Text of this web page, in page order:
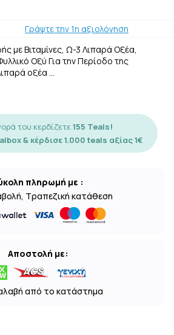
Γράψτε την 1η αξιολόγηση
με Βιταμίνες, Ω-3 Λιπαρά Οξέα,
Οξύ Για την Περίοδο της
οξέα …
του κερδίζετε155 Teals!
& κέρδισε 1.000 teals αξίας 1€
πληρωμή με :
Τραπεζική κατάθεση
Αποστολή με:
από το κατάστημα